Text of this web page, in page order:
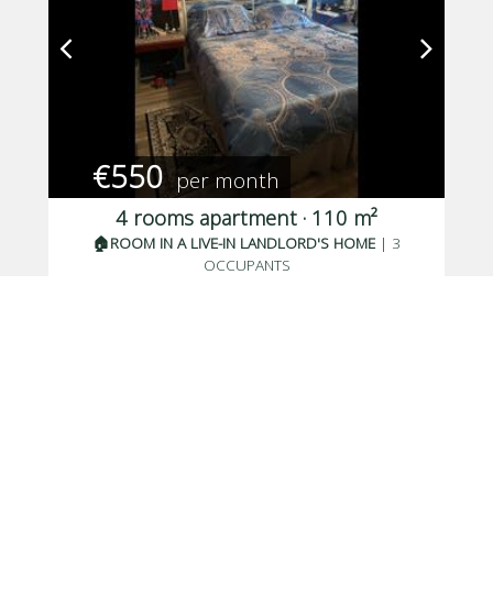
€550 per month
4 rooms apartment · 110 m²
🏠ROOM IN A LIVE-IN LANDLORD'S HOME | 3
OCCUPANTS